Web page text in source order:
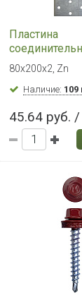
Пластина
80х200х2, Zn,
80х200х2, Zn
Наличие: 109
45.64 руб.